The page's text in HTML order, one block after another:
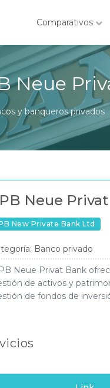
Comparativos
Neue
y banqueros privados
Neue
New Private Bank Ltd
Banco privado
Neue Privat Bank
de activos y
de fondos de